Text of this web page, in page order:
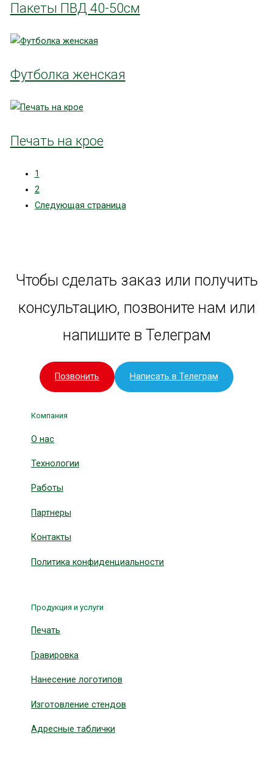
Пакеты ПВД 40-50см
Футболка женская
Печать на крое
1
2
Следующая страница
Чтобы сделать заказ или получить
консультацию, позвоните нам или
напишите в Телеграм
Позвонить Написать в Телеграм
Компания
О нас
Технологии
Работы
Партнеры
Контакты
Политика конфиденциальности
Продукция и услуги
Печать
Гравировка
Нанесение логотипов
Изготовление стендов
Адресные таблички